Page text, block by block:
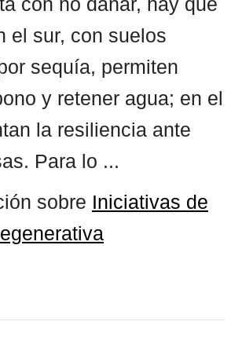
el sur, con suelos
sequía, permiten
y retener agua; en el
la resiliencia ante
Para lo ...
sobre Iniciativas de